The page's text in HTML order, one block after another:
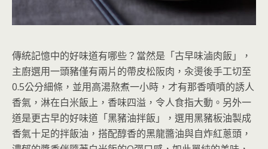
傳統記憶中的好味道有哪些？當然是「古早味滷肉飯」，
主廚選用一頭豬僅有兩片的帶皮松阪肉，汆燙後手工切至
0.5公分細條，並用高湯熬煮一小時，才有那香噴噴的誘人
香氣，淋在白米飯上，香味四溢，令人食指大動。另外一
道是更古早的好味道「黑豬油拌飯」，選用黑豬板油製成
香氣十足的拌飯油，搭配醇香的黑龍醬油與自炸紅蔥頭，